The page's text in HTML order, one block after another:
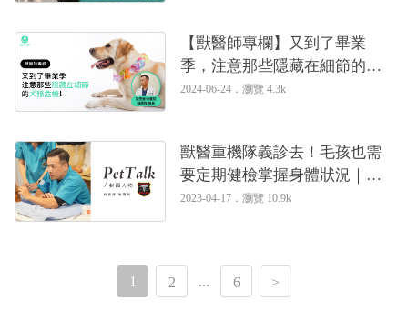
【獸醫師專欄】又到了畢業
季，注意那些隱藏在細節的犬
貓危機！｜專業獸醫—姚勝隆
2024-06-24．瀏覽 4.3k
獸醫重機隊義診去！毛孩也需
要定期健檢掌握身體狀況｜專
業獸醫—姚勝隆
2023-04-17．瀏覽 10.9k
1 2 ... 6 >